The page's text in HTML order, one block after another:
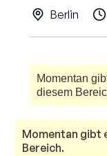
Berlin
Momentan
diesem
Momentan gibt
Bereich.